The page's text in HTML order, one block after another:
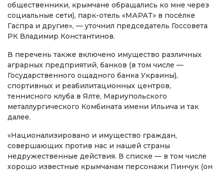
общественники, крымчане обращались ко мне через
социальные сети), парк-отель «МАРАТ» в посёлке
Гаспра и другие», — уточнил председатель Госсовета
РК Владимир Константинов.
В перечень также включено имущество различных
аграрных предприятий, банков (в том числе —
Государственного ощадного банка Украины),
спортивных и реабилитационных центров,
теннисного клуба в Ялте, Мариупольского
металлургического Комбината имени Ильича и так
далее.
«Национализировано и имущество граждан,
совершающих против нас и нашей страны
недружественные действия. В списке — в том числе
хорошо известные крымчанам персонажи Пинчук (он